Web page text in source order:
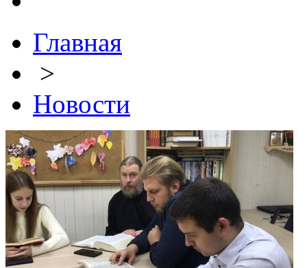
Главная
>
Новости